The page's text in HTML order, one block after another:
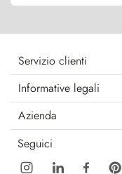
Servizio clienti
Informative legali
Azienda
Seguici